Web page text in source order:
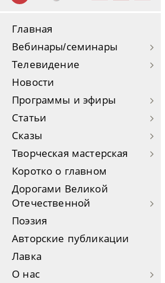
Главная
Вебинары/семинары
Телевидение
Новости
Программы и эфиры
Статьи
Сказы
Творческая мастерская
Коротко о главном
Дорогами Великой
Отечественной
Поэзия
Авторские публикации
Лавка
О нас